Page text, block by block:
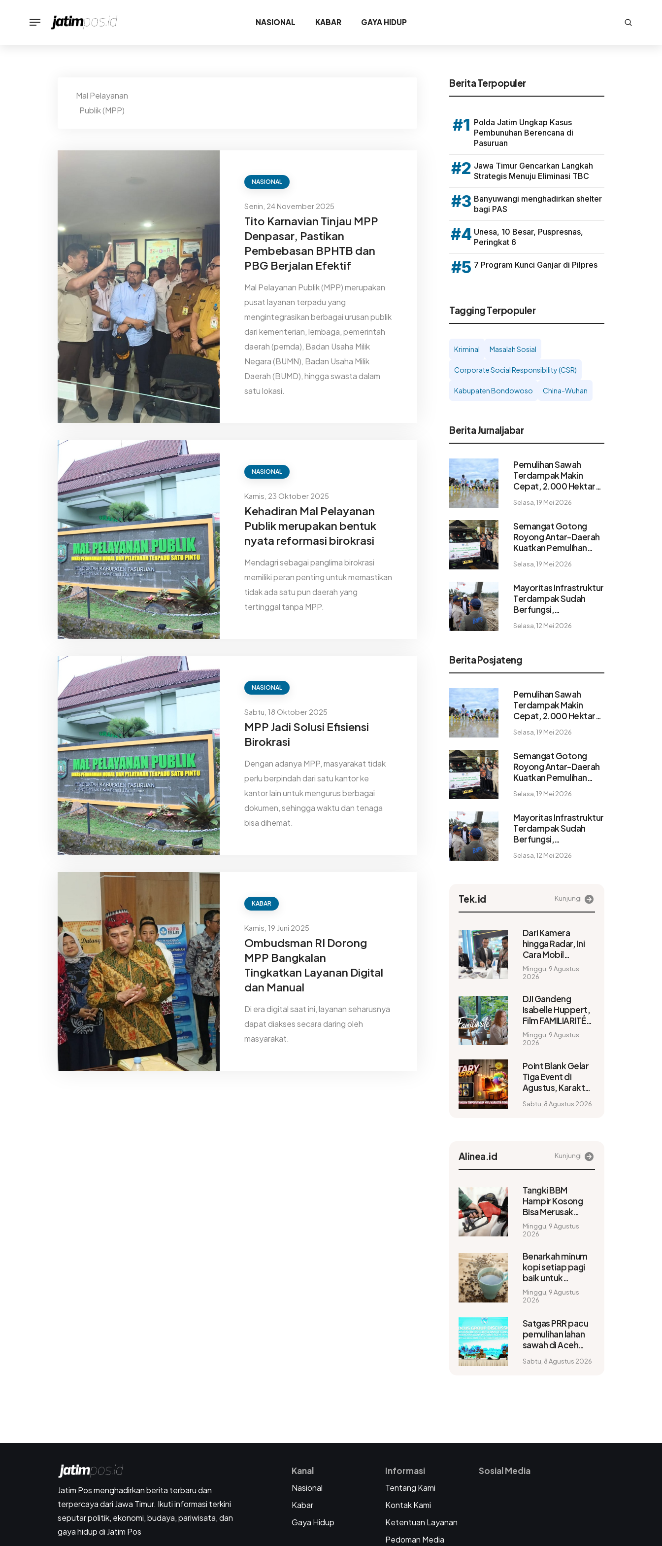
NASIONAL KABAR GAYA HIDUP
Mal Pelayanan
Publik (MPP)
NASIONAL
Senin, 24 November 2025
Tito Karnavian Tinjau MPP
Denpasar, Pastikan
Pembebasan BPHTB dan
PBG Berjalan Efektif
Mal Pelayanan Publik (MPP) merupakan
pusat layanan terpadu yang
mengintegrasikan berbagai urusan publik
dari kementerian, lembaga, pemerintah
daerah (pemda), Badan Usaha Milik
Negara (BUMN), Badan Usaha Milik
Daerah (BUMD), hingga swasta dalam
satu lokasi.
NASIONAL
Kamis, 23 Oktober 2025
Kehadiran Mal Pelayanan
Publik merupakan bentuk
nyata reformasi birokrasi
Mendagri sebagai panglima birokrasi
memiliki peran penting untuk memastikan
tidak ada satu pun daerah yang
tertinggal tanpa MPP.
NASIONAL
Sabtu, 18 Oktober 2025
MPP Jadi Solusi Efisiensi
Birokrasi
Dengan adanya MPP, masyarakat tidak
perlu berpindah dari satu kantor ke
kantor lain untuk mengurus berbagai
dokumen, sehingga waktu dan tenaga
bisa dihemat.
KABAR
Kamis, 19 Juni 2025
Ombudsman RI Dorong
MPP Bangkalan
Tingkatkan Layanan Digital
dan Manual
Di era digital saat ini, layanan seharusnya
dapat diakses secara daring oleh
masyarakat.
Berita Terpopuler
#1 Polda Jatim Ungkap Kasus
Pembunuhan Berencana di
Pasuruan
#2 Jawa Timur Gencarkan Langkah
Strategis Menuju Eliminasi TBC
#3 Banyuwangi menghadirkan shelter
bagi PAS
#4 Unesa, 10 Besar, Puspresnas,
Peringkat 6
#5 7 Program Kunci Ganjar di Pilpres
Tagging Terpopuler
Kriminal Masalah Sosial
Corporate Social Responsibility (CSR)
Kabupaten Bondowoso China-Wuhan
Berita Jurnaljabar
Pemulihan Sawah
Terdampak Makin
Cepat, 2.000 Hektare
Selasa, 19 Mei 2026
Semangat Gotong
Royong Antar-Daerah
Kuatkan Pemulihan
Sumatera
Selasa, 19 Mei 2026
Mayoritas Infrastruktur
Terdampak Sudah
Berfungsi,
Logistik Berangsur
Selasa, 12 Mei 2026
Berita Posjateng
Pemulihan Sawah
Terdampak Makin
Cepat, 2.000 Hektare
Pulih dalam 2 Pekan
Selasa, 19 Mei 2026
Semangat Gotong
Royong Antar-Daerah
Kuatkan Pemulihan
Pascabencana
Sumatera
Selasa, 19 Mei 2026
Mayoritas Infrastruktur
Terdampak Sudah
Berfungsi,
Konektivitas dan
Logistik Berangsur
Selasa, 12 Mei 2026
Tek.id Kunjungi
Dari Kamera
hingga Radar, Ini
Cara Mobil
Modern
Membantu Cegah
Minggu, 9 Agustus
2026
DJI Gandeng
Isabelle Huppert,
Film FAMILIARITÉ
Direkam
Sepenuhnya
Pocket 4P
Minggu, 9 Agustus
2026
Point Blank Gelar
Tiga Event di
Agustus, Karakter
60 Persen
Sabtu, 8 Agustus 2026
Alinea.id Kunjungi
Tangki BBM
Hampir Kosong
Bisa Merusak
Kendaran,
Benarkah?
Minggu, 9 Agustus
2026
Benarkah minum
kopi setiap pagi
baik untuk
kesehatan? ini
faktanya
Minggu, 9 Agustus
2026
Satgas PRR pacu
pemulihan lahan
sawah di Aceh
tanam baru
Sabtu, 8 Agustus 2026
Jatim Pos menghadirkan berita terbaru dan
terpercaya dari Jawa Timur. Ikuti informasi terkini
seputar politik, ekonomi, budaya, pariwisata, dan
gaya hidup di Jatim Pos
Kanal
Nasional
Kabar
Gaya Hidup
Informasi
Tentang Kami
Kontak Kami
Ketentuan Layanan
Pedoman Media
Sosial Media